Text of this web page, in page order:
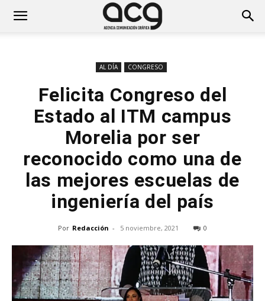
AL DÍA CONGRESO
Felicita Congreso del
Estado al ITM campus
Morelia por ser
reconocido como una de
las mejores escuelas de
ingeniería del país
Por Redacción - 5 noviembre, 2021 0